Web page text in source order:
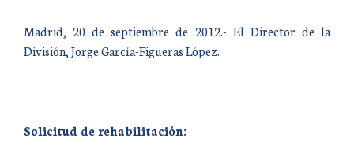
Madrid, 20 de septiembre de 2012.- El Director de la
División, Jorge García-Figueras López.
Solicitud de rehabilitación: